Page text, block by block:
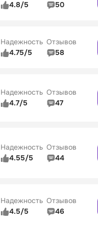
4.8/5
50
Надежность
4.75/5
Отзывов
58
Надежность
4.7/5
Отзывов
47
Надежность
4.55/5
Отзывов
44
Надежность
4.5/5
Отзывов
46